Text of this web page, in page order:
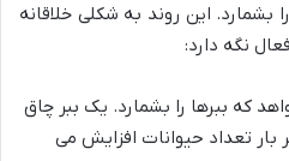
بشمارد. این روند به شکلی خلاقانه
نگه دارد:
که ببرها را بشمارد. یک ببر چاق
تعداد حیوانات افزایش می